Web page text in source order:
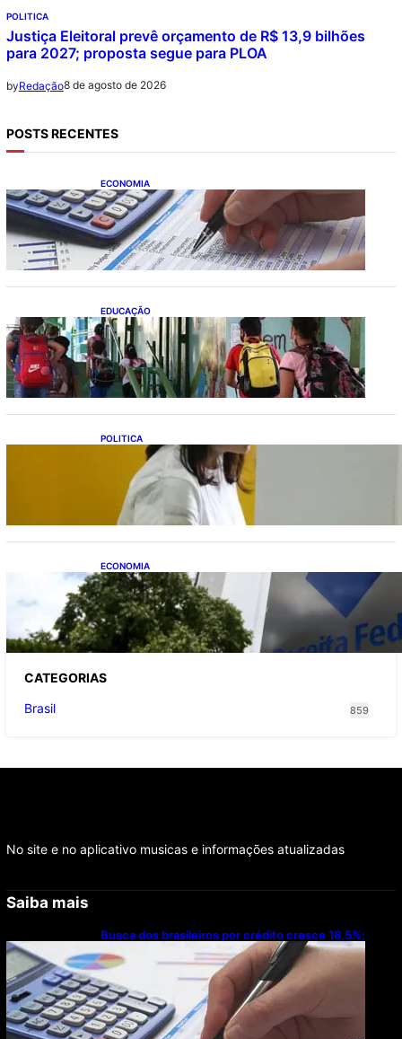
POLITICA
Justiça Eleitoral prevê orçamento de R$ 13,9 bilhões
para 2027; proposta segue para PLOA
byRedação8 de agosto de 2026
POSTS RECENTES
ECONOMIA
Busca dos brasileiros por crédito cresce
16,5%; Mato Grosso lidera ranking entre
estados
EDUCAÇÃO
Ensino fundamental melhora nas redes
municipais
POLITICA
Justiça Eleitoral prevê orçamento de R$ 13,9
bilhões para 2027; proposta segue para
PLOA
ECONOMIA
Receita Federal: novo cronograma da
reforma tributária amplia prazo para o
Simples Nacional
CATEGORIAS
Brasil
859
No site e no aplicativo musicas e informações atualizadas
Saiba mais
Busca dos brasileiros por crédito cresce 16,5%;
Mato Grosso lidera ranking entre estados